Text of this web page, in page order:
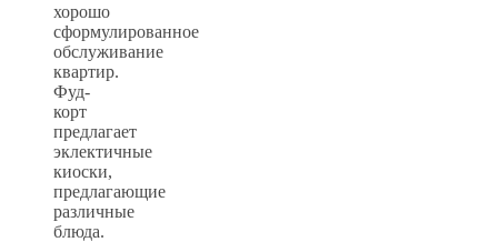
хорошо
сформулированное
обслуживание
квартир.
Фуд-
корт
предлагает
эклектичные
киоски,
предлагающие
различные
блюда.